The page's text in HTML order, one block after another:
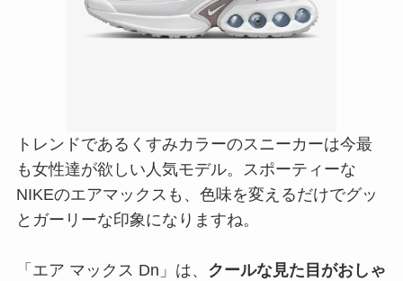
トレンドであるくすみカラーのスニーカーは今最
も女性達が欲しい人気モデル。スポーティーな
NIKEのエアマックスも、色味を変えるだけでグッ
とガーリーな印象になりますね。
「エア マックス Dn」は、 クールな見た目がおしゃ